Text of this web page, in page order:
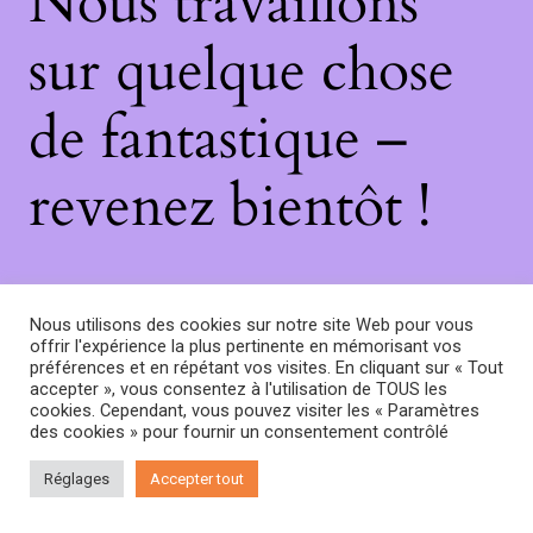
sur quelque chose
de fantastique –
revenez bientôt !
Nous utilisons des cookies sur notre site Web pour vous
offrir l'expérience la plus pertinente en mémorisant vos
préférences et en répétant vos visites. En cliquant sur « Tout
accepter », vous consentez à l'utilisation de TOUS les
cookies. Cependant, vous pouvez visiter les « Paramètres
des cookies » pour fournir un consentement contrôlé
Réglages Accepter tout